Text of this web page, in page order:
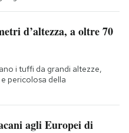
d’altezza, a oltre 70
i tuffi da grandi altezze,
pericolosa della
agli Europei di